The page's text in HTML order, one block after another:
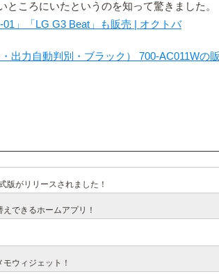
ころにいたというのを知って驚きました。
」「LG G3 Beat」も販売 | オクトバ
出力自動判別・ブラック） 700-AC011Wの
版がリリースされました！
できるホームアプリ！
ウィジェット！